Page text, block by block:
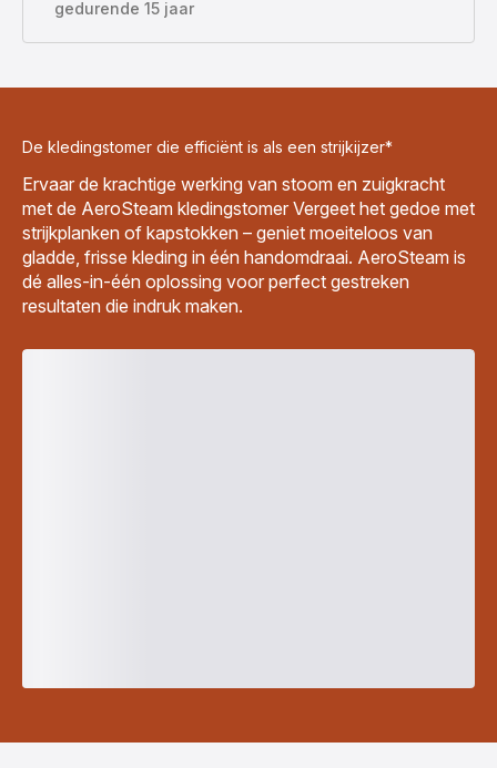
gedurende 15 jaar
De kledingstomer die efficiënt is als een strijkijzer*
Ervaar de krachtige werking van stoom en zuigkracht
met de AeroSteam kledingstomer Vergeet het gedoe met
strijkplanken of kapstokken – geniet moeiteloos van
gladde, frisse kleding in één handomdraai. AeroSteam is
dé alles-in-één oplossing voor perfect gestreken
resultaten die indruk maken.